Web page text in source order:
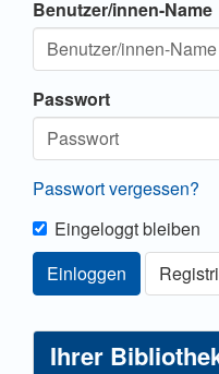
Benutzer/innen-Name
Passwort
Passwort vergessen?
Eingeloggt bleiben
Einloggen
Ihrer